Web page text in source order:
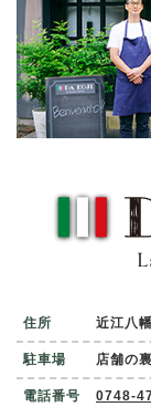
住所 近江八
駐車場 店舗の
電話番号 0748-